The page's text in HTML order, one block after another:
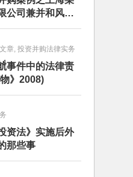
公司兼并和风险
章, 投资并购法律实务
事件中的法律责
》2008)
资法》实施后外
那些事